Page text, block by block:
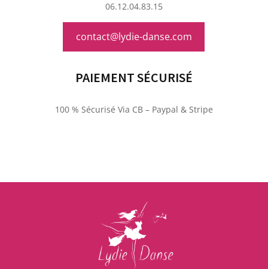
06.12.04.83.15
contact@lydie-danse.com
PAIEMENT SÉCURISÉ
100 % Sécurisé Via CB – Paypal & Stripe